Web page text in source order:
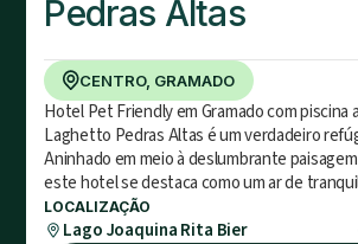
Pedras Altas
CENTRO, GRAMADO
Hotel Pet Friendly em Gramado com piscina
Laghetto Pedras Altas é um verdadeiro
Aninhado em meio à deslumbrante
este hotel se destaca como um ar de
LOCALIZAÇÃO
Lago Joaquina Rita Bier